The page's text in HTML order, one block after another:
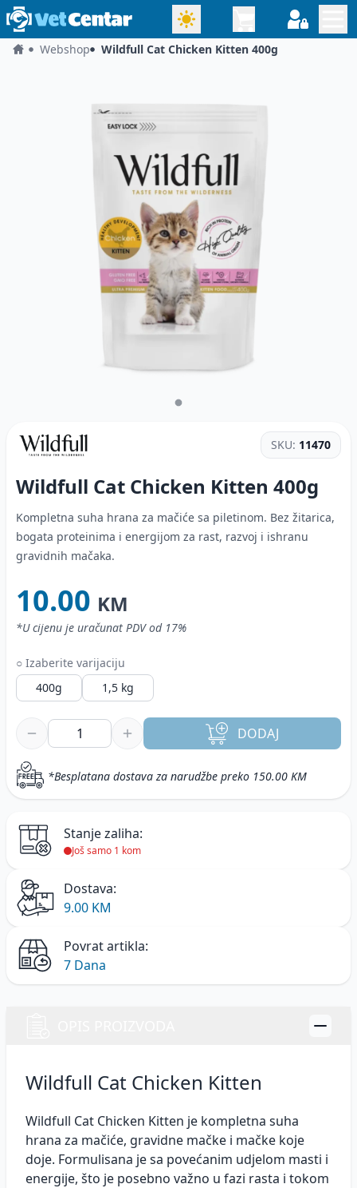
Webshop Wildfull Cat Chicken Kitten 400g
SKU: 11470
Wildfull Cat Chicken Kitten 400g
Kompletna suha hrana za mačiće sa piletinom. Bez žitarica,
bogata proteinima i energijom za rast, razvoj i ishranu
gravidnih mačaka.
10.00 KM
*U cijenu je uračunat PDV od 17%
○ Izaberite varijaciju
400g
1,5 kg
DODAJ
*Besplatana dostava za narudžbe preko 150.00 KM
Stanje zaliha:
Još samo 1 kom
Dostava:
9.00 KM
Povrat artikla:
7 Dana
Wildfull Cat Chicken Kitten
Wildfull Cat Chicken Kitten je kompletna suha
hrana za mačiće, gravidne mačke i mačke koje
doje. Formulisana je sa povećanim udjelom masti i
energije, što je posebno važno u fazi rasta i tokom